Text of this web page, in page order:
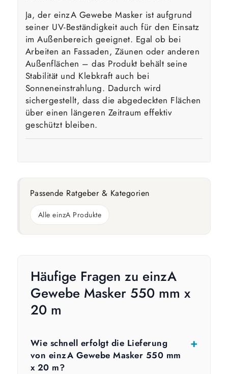
Ja, der einzA Gewebe Masker ist aufgrund
seiner UV-Beständigkeit auch für den Einsatz
im Außenbereich geeignet. Egal ob bei
Arbeiten an Fassaden, Zäunen oder anderen
Außenflächen – das Produkt behält seine
Stabilität und Klebkraft auch bei
Sonneneinstrahlung. Dadurch wird
sichergestellt, dass die abgedeckten Flächen
über einen längeren Zeitraum effektiv
geschützt bleiben.
Passende Ratgeber & Kategorien
Alle einzA Produkte
Häufige Fragen zu einzA
Gewebe Masker 550 mm x
20 m
Wie schnell erfolgt die Lieferung
von einzA Gewebe Masker 550 mm
x 20 m?